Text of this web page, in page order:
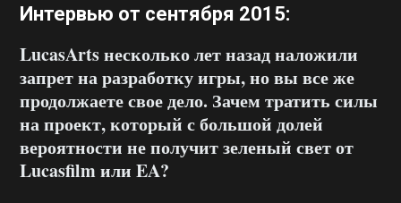
Интервью от сентября 2015:
LucasArts несколько лет назад наложили
запрет на разработку игры, но вы все же
продолжаете свое дело. Зачем тратить силы
на проект, который с большой долей
вероятности не получит зеленый свет от
Lucasfilm или EA?